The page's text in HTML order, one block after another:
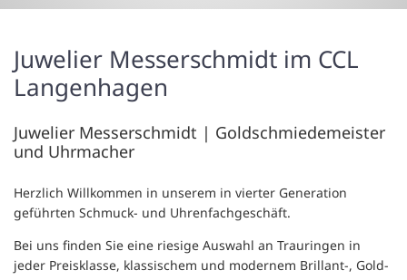
Juwelier Messerschmidt im CCL
Langenhagen
Juwelier Messerschmidt | Goldschmiedemeister
und Uhrmacher
Herzlich Willkommen in unserem in vierter Generation
geführten Schmuck- und Uhrenfachgeschäft.
Bei uns finden Sie eine riesige Auswahl an Trauringen in
jeder Preisklasse, klassischem und modernem Brillant-, Gold-